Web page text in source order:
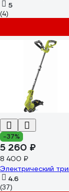
5
(4)
-37%
5 260 ₽
8 400 ₽
Электрический
4.6
(37)